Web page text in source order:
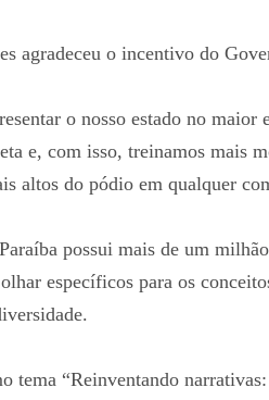
agradeceu o incentivo do
o nosso estado no
e, com isso, treinamos mais
altos do pódio em qualquer
possui mais de um
específicos para os
tema “Reinventando